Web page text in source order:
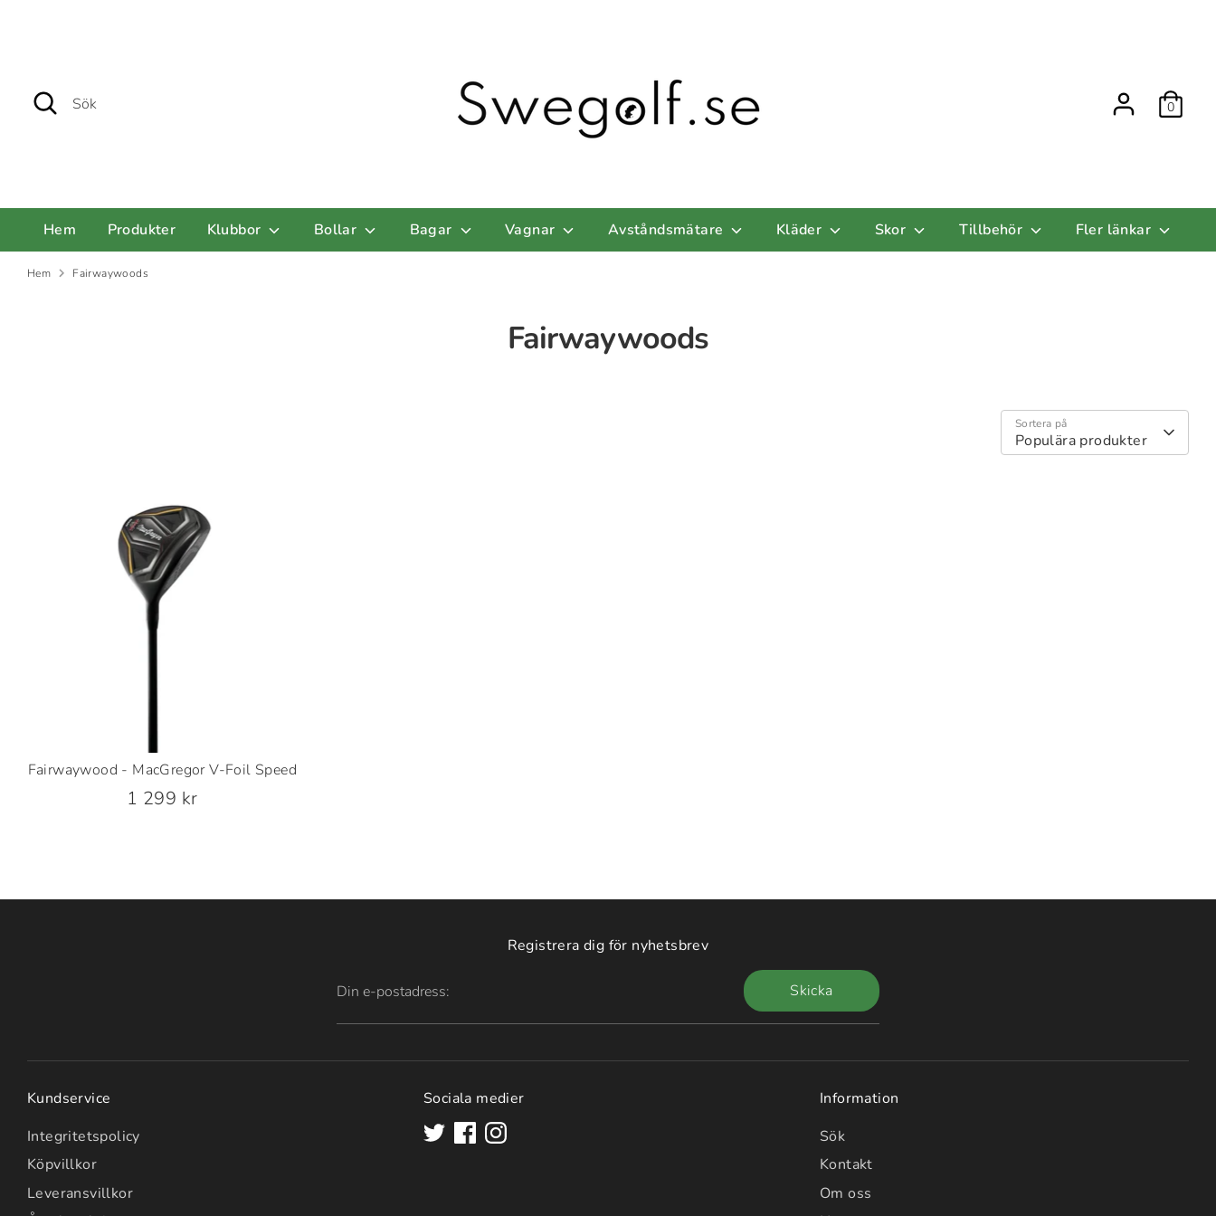
Sök
Sök
0
Hem Produkter Klubbor Bollar Bagar Vagnar Avståndsmätare Kläder Skor Tillbehör Fler länkar
Hem Fairwaywoods
Fairwaywoods
Sortera på
Populära produkter
Fairwaywood - MacGregor V-Foil Speed
1 299 kr
Registrera dig för nyhetsbrev
Din e-postadress: Skicka
Kundservice
Integritetspolicy
Köpvillkor
Leveransvillkor
Sociala medier
Information
Sök
Kontakt
Om oss